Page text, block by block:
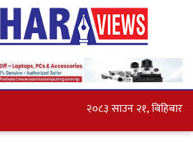
२०८३ साउन २१, बिहिबार